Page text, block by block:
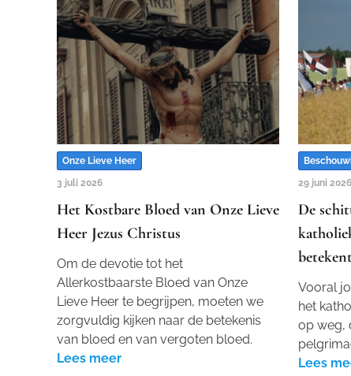
Onze Lieve Heer
3 juli 2026
Het Kostbare Bloed van Onze Lieve
Heer Jezus Christus
Om de devotie tot het
Allerkostbaarste Bloed van Onze
Lieve Heer te begrijpen, moeten we
zorgvuldig kijken naar de betekenis
van bloed en van vergoten bloed.
Lees meer
29 juni 2026
De
Vooral
het
op weg,
Lees